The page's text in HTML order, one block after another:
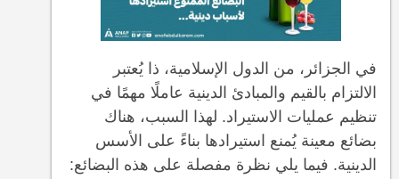
في الجزائر، من الدول الإسلامية، ذا يُعتبر
الالتزام بالقيم والمبادئ الدينية عاملًا مهمًا في
تنظيم عمليات الاستيراد. لهذا السبب، هناك
بضائع معينة يُمنع استيرادها بناءً على الأسس
الدينية. فيما يلي نظرة مفصلة على هذه البضائع: